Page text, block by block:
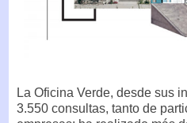
La Oficina Verde, desde sus
3.550 consultas, tanto de